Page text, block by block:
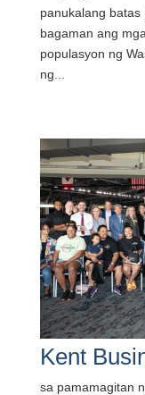
panukalang batas
bagaman ang
populasyon ng
ng...
Kent
sa pamamagitan